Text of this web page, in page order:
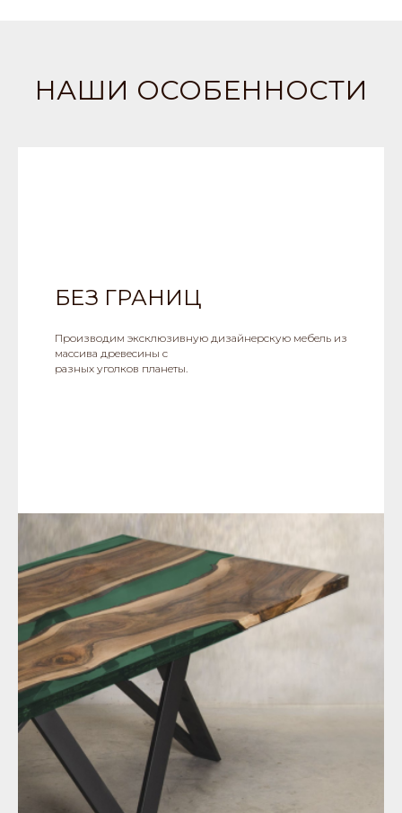
НАШИ ОСОБЕННОСТИ
БЕЗ ГРАНИЦ
Производим эксклюзивную дизайнерскую мебель из
массива древесины с
разных уголков планеты.